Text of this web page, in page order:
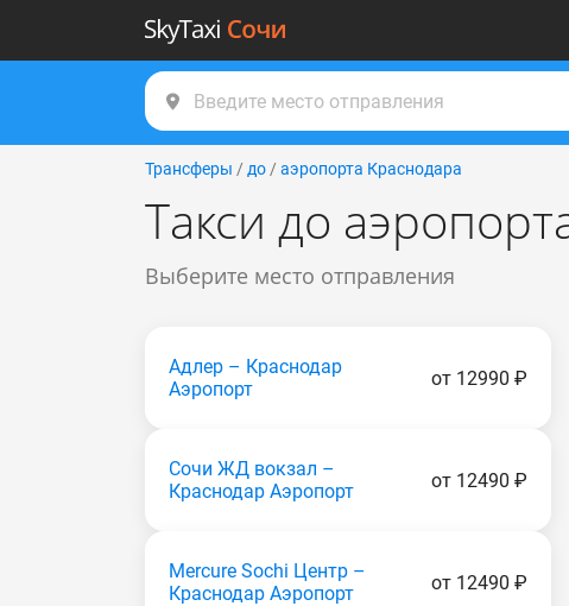
Трансферы / до / аэропорта Краснодара
Такси до
Выберите место отправления
Адлер – Краснодар
Аэропорт
от 12990 ₽
Сочи ЖД вокзал –
Краснодар Аэропорт
от 12490 ₽
Mercure Sochi Центр –
Краснодар Аэропорт
от 12490 ₽